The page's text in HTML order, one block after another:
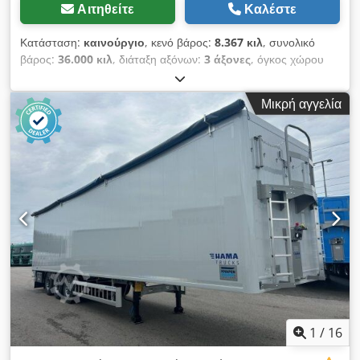
Αιτηθείτε Καλέστε
Κατάσταση: καινούργιο, κενό βάρος: 8.367 κιλ, συνολικό
βάρος: 36.000 κιλ, διάταξη αξόνων: 3 άξονες, όγκος χώρου
αέρας
385/65R22.5, | Knapen K600 με κινούμενο δάπεδο
(Schubboden) | Πόρτες στο πλάι | Δακτύλιοι πρόσδεσης στο
πλευρικό προφίλ, 13 ζεύγη | Συρόμενος τάπις (Rollplane),
πλατφόρμα στάσης | Άξονες BPW με δισκόφρενα | 1 άξονας
ανασηκούμενος | Βάση εφεδρικού τροχού | Ζάντες αλουμινίου
(ALCOA Ultra One) | Εργαλειοθήκη | Ιδιοβάρος: 8.367 kg |
Δάπεδο 6mm, 21 σανίδες | Πρόσθετες υδραυλικές συνδέσεις
τοποθετημένες στα στηρίγματα, συμπεριλαμβανομένης
τοποθετημένης διαδρομής σωλήνα | Διάσταση ζαντών 22,5 x
11,75 | ΤΙΜΗ EX WORKS Με επιφύλαξη σφαλμάτων, λάθους
καταχώρησης και προτεραιότητας πώλησης. Dcodsv
Tnhdopfx Aiwjk
Μικρή αγγελία
1 / 16